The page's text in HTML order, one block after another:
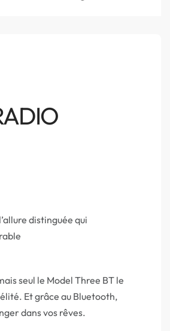
distinguée qui
seul le Model Three BT le
Et grâce au Bluetooth,
dans vos rêves.